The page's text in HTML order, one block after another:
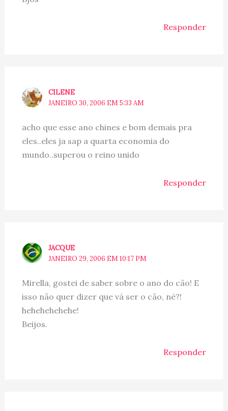
Responder
CILENE
JANEIRO 30, 2006 EM 5:33 AM
acho que esse ano chines e bom demais pra
eles..eles ja sap a quarta economia do
mundo..superou o reino unido
Responder
JACQUE
JANEIRO 29, 2006 EM 10:17 PM
Mirella, gostei de saber sobre o ano do cão! E
isso não quer dizer que vá ser o cão, né?!
hehehehehehe!
Beijos.
Responder